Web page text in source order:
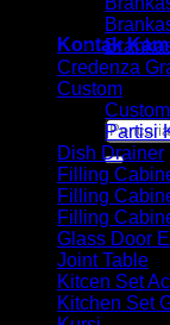
Kontak
untuk:
Credenza
Custom
Custom
Partisi
Dish Drainer
Filling
Filling
Filling
Glass Door
Joint Table
Kitcen Set
Kitchen Set